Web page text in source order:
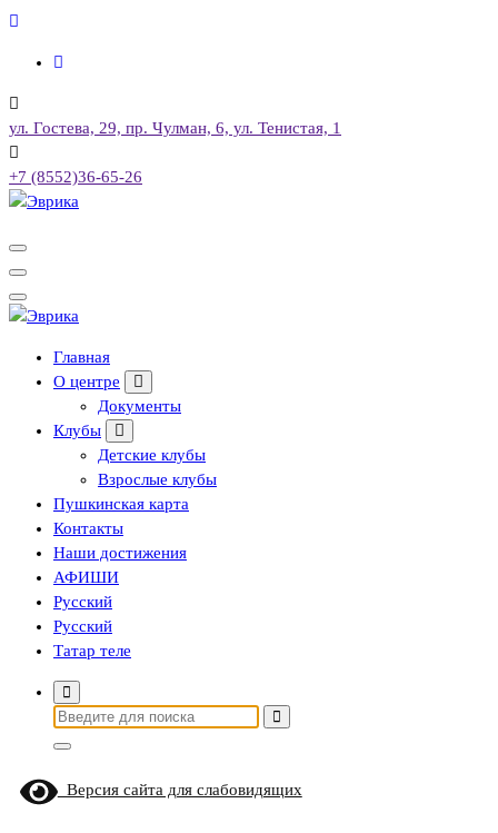
Перейти
содержимому
ул. Гостева, 29, пр. Чулман, 6, ул. Тенистая, 1
+7 (8552)36-65-26
Городской культурный центр, г. Набережные Челны
Городской культурный центр, г. Набережные Челны
Главная
О центре
Документы
Клубы
Детские клубы
Взрослые клубы
Пушкинская карта
Контакты
Наши достижения
АФИШИ
Русский
Русский
Татар теле
Найти:
Версия сайта для слабовидящих